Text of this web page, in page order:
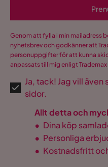
Orientering/Sida
Genom att fylla i min mailadress
nyhetsbrev och godkänner att
personuppgifter för att kunna
anpassats till mig enligt Trademax
Ja, tack! Jag vill
sidor.
Allt detta och
• Dina köp
• Personliga
• Kostnadsfritt